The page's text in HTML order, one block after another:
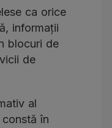
ca orice
informații
blocuri de
de
al
în